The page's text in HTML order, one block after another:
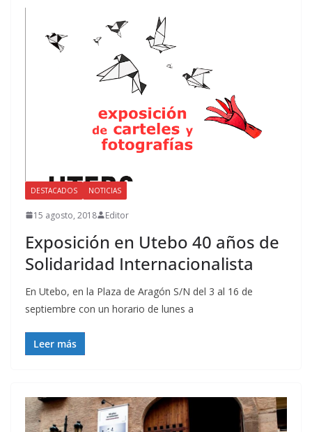
DESTACADOS NOTICIAS
15 agosto, 2018 Editor
Exposición en Utebo 40 años de
Solidaridad Internacionalista
En Utebo, en la Plaza de Aragón S/N del 3 al 16 de
septiembre con un horario de lunes a
Leer más